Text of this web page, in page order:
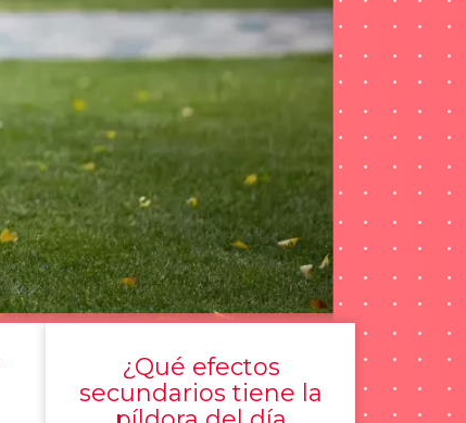
¿Qué efectos
secundarios tiene la